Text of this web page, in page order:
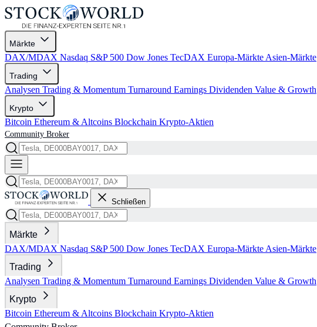
Märkte
DAX/MDAX Nasdaq S&P 500 Dow Jones TecDAX Europa-Märkte Asien-Märkte
Trading
Analysen Trading & Momentum Turnaround Earnings Dividenden Value & Growth
Krypto
Bitcoin Ethereum & Altcoins Blockchain Krypto-Aktien
Community Broker
Schließen
Märkte
DAX/MDAX Nasdaq S&P 500 Dow Jones TecDAX Europa-Märkte Asien-Märkte
Trading
Analysen Trading & Momentum Turnaround Earnings Dividenden Value & Growth
Krypto
Bitcoin Ethereum & Altcoins Blockchain Krypto-Aktien